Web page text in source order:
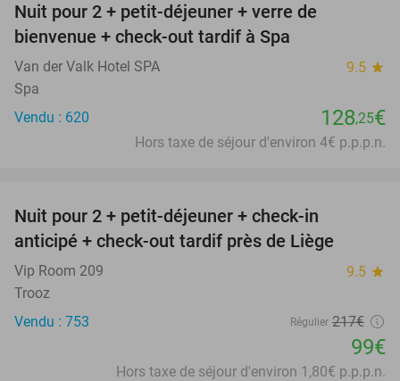
Nuit pour 2 + petit-déjeuner + verre de
bienvenue + check-out tardif à Spa
Van der Valk Hotel SPA 9.5 star
Spa
Vendu : 620
128,25€
Hors taxe de séjour d'environ 4€ p.p.p.n.
Nuit pour 2 + petit-déjeuner + check-in
anticipé + check-out tardif près de Liège
Vip Room 209 9.5 star
Trooz
Vendu : 753
Régulier 217€
99€
Hors taxe de séjour d'environ 1,80€ p.p.p.n.